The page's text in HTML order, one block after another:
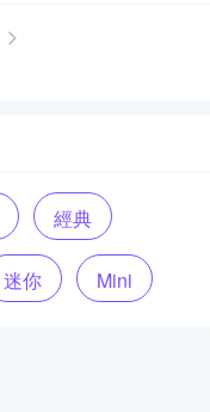
經典
迷你 Mini